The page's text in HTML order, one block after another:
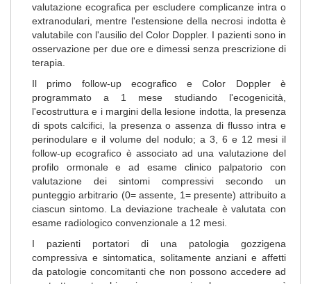
valutazione ecografica per escludere complicanze intra o
extranodulari, mentre l'estensione della necrosi indotta è
valutabile con l'ausilio del Color Doppler. I pazienti sono in
osservazione per due ore e dimessi senza prescrizione di
terapia.
Il primo follow-up ecografico e Color Doppler è
programmato a 1 mese studiando l'ecogenicità,
l'ecostruttura e i margini della lesione indotta, la presenza
di spots calcifici, la presenza o assenza di flusso intra e
perinodulare e il volume del nodulo; a 3, 6 e 12 mesi il
follow-up ecografico è associato ad una valutazione del
profilo ormonale e ad esame clinico palpatorio con
valutazione dei sintomi compressivi secondo un
punteggio arbitrario (0= assente, 1= presente) attribuito a
ciascun sintomo. La deviazione tracheale è valutata con
esame radiologico convenzionale a 12 mesi.
I pazienti portatori di una patologia gozzigena
compressiva e sintomatica, solitamente anziani e affetti
da patologie concomitanti che non possono accedere ad